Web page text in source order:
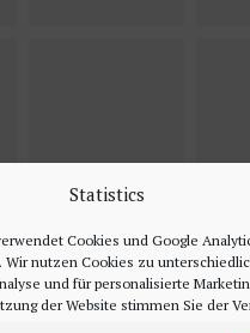
Statistics
Cookies und Google
Wir nutzen Cookies zu
und für personalisierte
der Website stimmen Sie der